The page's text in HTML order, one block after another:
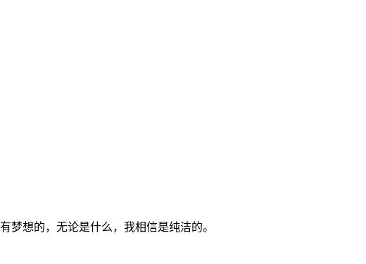
梦想的，无论是什么，我相信是纯洁的。